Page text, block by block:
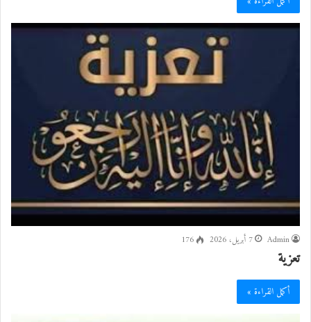
Admin 7 أبريل، 2026 176
تعزية
أكمل القراءة »